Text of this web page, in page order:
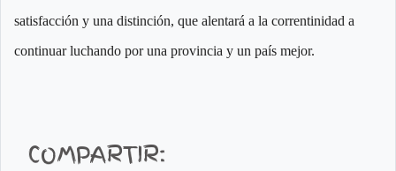
satisfacción y una distinción, que alentará a la correntinidad a
continuar luchando por una provincia y un país mejor.
COMPARTIR: